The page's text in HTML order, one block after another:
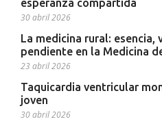
esperanza compartida
30 abril 2026
La medicina rural: esencia,
pendiente en la Medicina
23 abril 2026
Taquicardia ventricular
joven
30 abril 2026